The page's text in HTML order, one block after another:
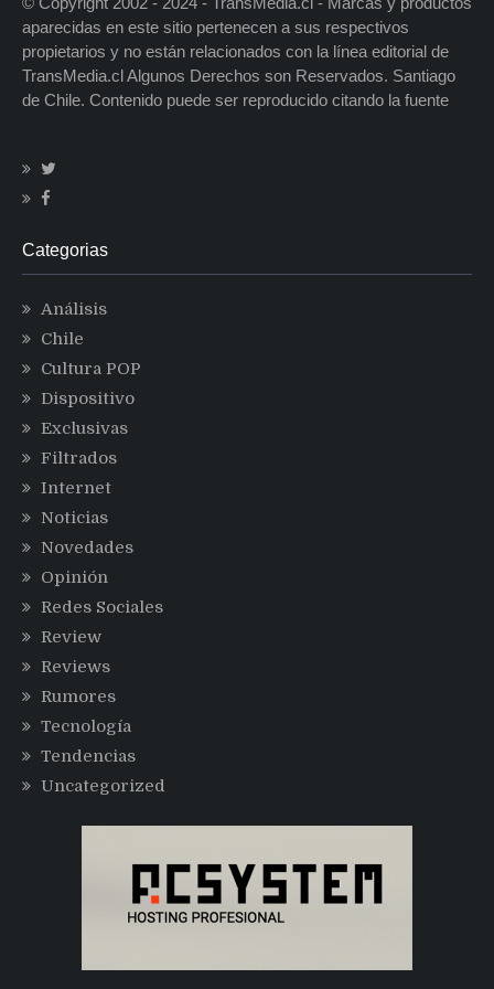
aparecidas en este sitio pertenecen a sus respectivos
propietarios y no están relacionados con la línea editorial de
TransMedia.cl Algunos Derechos son Reservados. Santiago
de Chile. Contenido puede ser reproducido citando la fuente
Categorias
Análisis
Chile
Cultura POP
Dispositivo
Exclusivas
Filtrados
Internet
Noticias
Novedades
Opinión
Redes Sociales
Review
Reviews
Rumores
Tecnología
Tendencias
Uncategorized